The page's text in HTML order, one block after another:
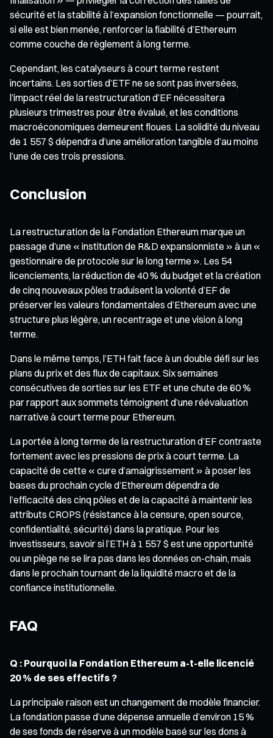
sécurité et la stabilité à l’expansion fonctionnelle — pourrait,
si elle est bien menée, renforcer la fiabilité d’Ethereum
comme couche de règlement à long terme.
Cependant, les catalyseurs à court terme restent
incertains. Les sorties d’ETF ne se sont pas inversées,
l’impact réel de la restructuration d’EF nécessitera
plusieurs trimestres pour être évalué, et les conditions
macroéconomiques demeurent floues. La solidité du niveau
de 1 557 $ dépendra d’une amélioration tangible d’au moins
l’une de ces trois pressions.
Conclusion
La restructuration de la Fondation Ethereum marque un
passage d’une « institution de R&D expansionniste » à un «
gestionnaire de protocole sur le long terme ». Les 54
licenciements, la réduction de 40 % du budget et la création
de cinq nouveaux pôles traduisent la volonté d’EF de
préserver les valeurs fondamentales d’Ethereum avec une
structure plus légère, un recentrage et une vision à long
terme.
Dans le même temps, l’ETH fait face à un double défi sur les
plans du prix et des flux de capitaux. Six semaines
consécutives de sorties sur les ETF et une chute de 60 %
par rapport aux sommets témoignent d’une réévaluation
narrative à court terme pour Ethereum.
La portée à long terme de la restructuration d’EF contraste
fortement avec les pressions de prix à court terme. La
capacité de cette « cure d’amaigrissement » à poser les
bases du prochain cycle d’Ethereum dépendra de
l’efficacité des cinq pôles et de la capacité à maintenir les
attributs CROPS (résistance à la censure, open source,
confidentialité, sécurité) dans la pratique. Pour les
investisseurs, savoir si l’ETH à 1 557 $ est une opportunité
ou un piège ne se lira pas dans les données on-chain, mais
dans le prochain tournant de la liquidité macro et de la
confiance institutionnelle.
FAQ
Q : Pourquoi la Fondation Ethereum a-t-elle licencié
20 % de ses effectifs ?
La principale raison est un changement de modèle financier.
La fondation passe d’une dépense annuelle d’environ 15 %
de ses fonds de réserve à un modèle basé sur les dons à